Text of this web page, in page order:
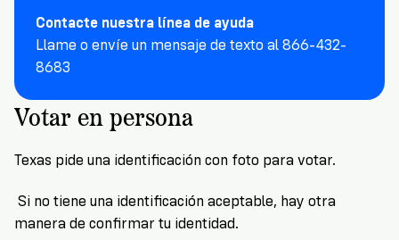
HELP
Contacte nuestra línea de ayuda
Llame o envíe un mensaje de texto al 866-432-
8683
Votar en persona
Texas pide una identificación con foto para votar.
Si no tiene una identificación aceptable, hay otra
manera de confirmar tu identidad.